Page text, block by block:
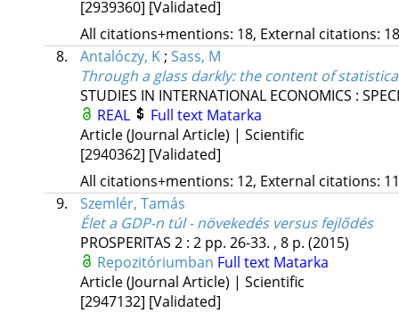
[2939360] [Validated]
All citations+mentions: 18, External citations:
8.
Antalóczy, K; Sass, M
Through a glass darkly: the content of
STUDIES IN INTERNATIONAL ECONOMICS :
REAL
Full text Matarka
Article (Journal Article) | Scientific
[2940362] [Validated]
All citations+mentions: 12, External citations:
9.
Szemlér, Tamás
Élet a GDP-n túl - növekedés versus fejlődés
PROSPERITAS 2: 2 pp. 26-33. , 8 p. (2015)
Repozitóriumban Full text Matarka
Article (Journal Article) | Scientific
[2947132] [Validated]